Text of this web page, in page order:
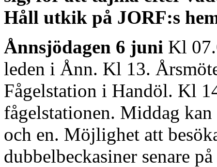
Håll utkik på JORF:s
Ånnsjödagen 6 juni Kl
leden i Ånn. Kl 13.
Fågelstation i Handöl. Kl
fågelstationen. Middag
och en. Möjlighet att
dubbelbeckasiner senare